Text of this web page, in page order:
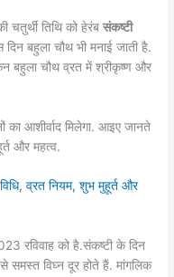
चतुर्थी तिथि को हेरंबसंकष्टी
बहुला चौथ भी मनाई जाती है.
बहुला चौथ व्रत में श्रीकृष्ण और
का आशीर्वाद मिलेगा. आइए जानते
और महत्व.
व्रत नियम, शुभ मुहूर्त और
रविवाह को है.संकष्टी के दिन
से समस्त विघ्न दूर होते हैं. मांगलिक